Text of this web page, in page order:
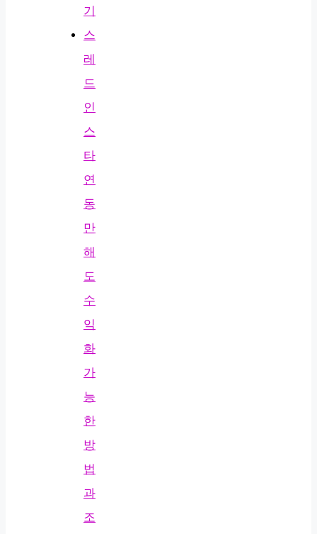
기
스
레
드
인
스
타
연
동
만
해
도
수
익
화
가
능
한
방
법
과
조